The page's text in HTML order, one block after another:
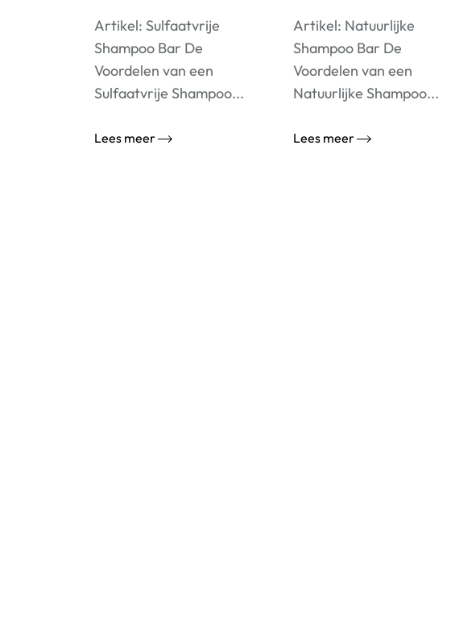
Artikel: Sulfaatvrije
Shampoo Bar De
Voordelen van een
Sulfaatvrije Shampoo...
Lees meer
Artikel: Natuurlijke
Shampoo Bar De
Voordelen van een
Natuurlijke Shampoo...
Lees meer